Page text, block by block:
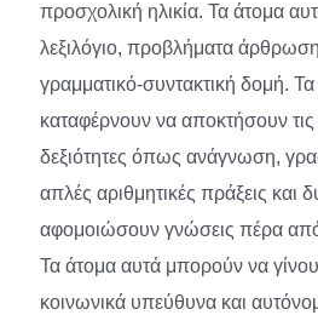
προσχολική ηλικία. Τα άτομα
λεξιλόγιο, προβλήματα
γραμματικό-συντακτική δομή.
καταφέρνουν να αποκτήσουν τις
δεξιότητες όπως ανάγνωση,
απλές αριθμητικές πράξεις και
αφομοιώσουν γνώσεις πέρα από
Τα άτομα αυτά μπορούν να
κοινωνικά υπεύθυνα και